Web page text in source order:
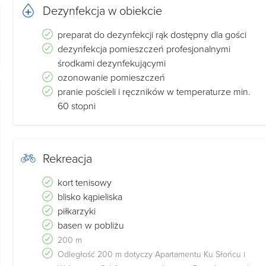
10.00 w dniu wyjazdu (poza sezonem do
2025r, 3.40zl w roku 2026r
nie stanowią oferty handlowej w rozumieniu
Dezynfekcja w obiekcie
preparat do dezynfekcji rąk dostępny dla gości
dezynfekcja pomieszczeń profesjonalnymi
środkami dezynfekującymi
ozonowanie pomieszczeń
pranie pościeli i ręczników w temperaturze min.
60 stopni
Rekreacja
kort tenisowy
blisko kąpieliska
piłkarzyki
basen w pobliżu
200 m
Odległość 200 m dotyczy Apartamentu Ku Słońcu i